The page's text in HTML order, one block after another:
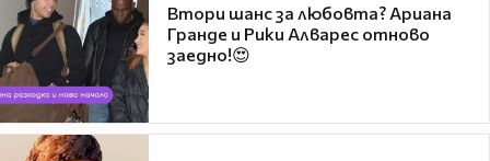
Втори шанс за любовта? Ариана
Гранде и Рики Алварес отново
заедно!😍